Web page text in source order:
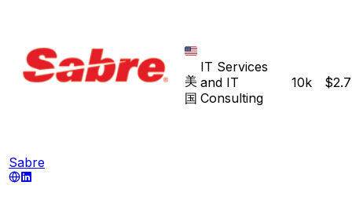
Sabre
美
国
IT Services
and IT
Consulting
10k